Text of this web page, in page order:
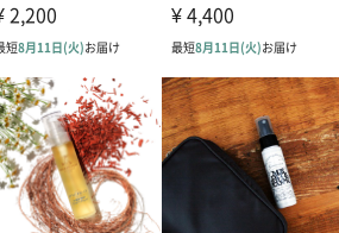
香りでリフレッシュ
の香りでリラックス